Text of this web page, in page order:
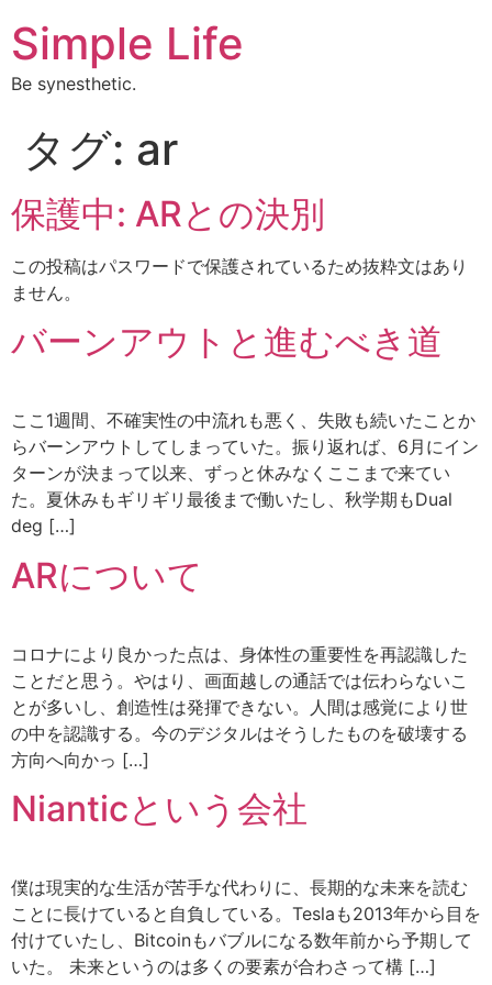
Simple Life
Be synesthetic.
タグ: ar
保護中: ARとの決別
この投稿はパスワードで保護されているため抜粋文はあり
ません。
バーンアウトと進むべき道
ここ1週間、不確実性の中流れも悪く、失敗も続いたことか
らバーンアウトしてしまっていた。振り返れば、6月にイン
ターンが決まって以来、ずっと休みなくここまで来てい
た。夏休みもギリギリ最後まで働いたし、秋学期もDual
deg […]
ARについて
コロナにより良かった点は、身体性の重要性を再認識した
ことだと思う。やはり、画面越しの通話では伝わらないこ
とが多いし、創造性は発揮できない。人間は感覚により世
の中を認識する。今のデジタルはそうしたものを破壊する
方向へ向かっ […]
Nianticという会社
僕は現実的な生活が苦手な代わりに、長期的な未来を読む
ことに長けていると自負している。Teslaも2013年から目を
付けていたし、Bitcoinもバブルになる数年前から予期して
いた。 未来というのは多くの要素が合わさって構 […]